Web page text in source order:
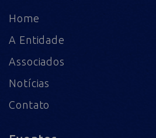
Home
A Entidade
Associados
Notícias
Contato